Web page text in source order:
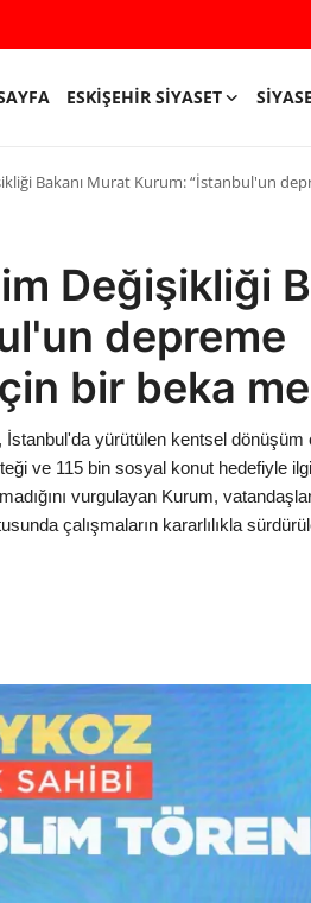
ESKIŞEHIR SIYASET
Bakanı Murat Kurum: “İstanbul'un
Değişikliği
depreme
bir beka
yürütülen kentsel dönüşüm
ve 115 bin sosyal konut hedefiyle
vurgulayan Kurum,
çalışmaların kararlılıkla